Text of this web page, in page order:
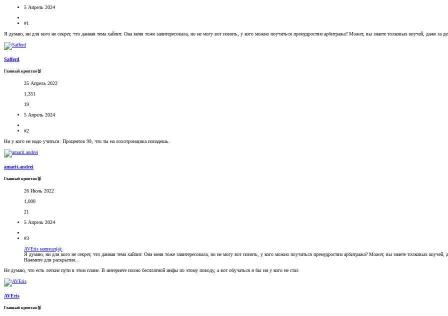
5 Апрель 2024
#1
Я думаю, ни для кого не секрет, что данная тема хайпит. Она меня тоже заинтересовала, но не могу вот понять, у кого можно поучиться премудростям арбитража? Может, вы знаете толковых коучей, даже за
Safferd
Главный криптан🥇
25 Апрель 2022
1,351
19
5 Апрель 2024
#2
Ни у кого не надо учиться. Процентов 99, что ты на лохотронщика попадешь.
amarit.andrei
Главный криптан🥈
26 Июль 2022
1,000
21
5 Апрель 2024
#3
AVEris написал(а):
Я думаю, ни для кого не секрет, что данная тема хайпит. Она меня тоже заинтересовала, но не могу вот понять, у кого можно поучиться премудростям арбитража? Может, вы знаете толковых коучей,
Нажмите для раскрытия...
Не думаю, что есть легкие пути в этом плане. В интернете полно бесплатной инфы по этому поводу, а вот обучаться я бы ни у кого не стал
AVEris
Главный криптан🥉